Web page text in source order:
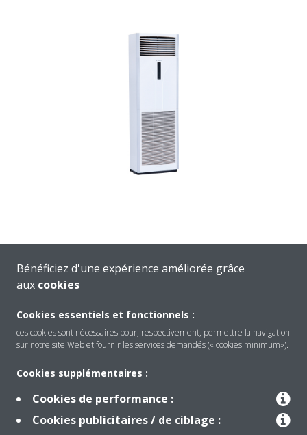
Produits
Bénéficiez d'une expérience améliorée grâce
aux cookies
Cookies essentiels et fonctionnels :
ces cookies sont nécessaires pour, respectivement, permettre la navigation
sur notre site Web et fournir les services demandés (« cookies minimum»).
Cookies supplémentaires :
Cookies de performance :
Cookies publicitaires / de ciblage :